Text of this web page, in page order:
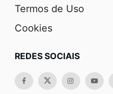
Termos de Uso
Cookies
REDES SOCIAIS